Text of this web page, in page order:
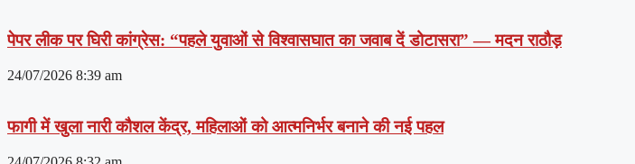
पेपर लीक पर घिरी कांग्रेस: “पहले युवाओं से विश्वासघात का जवाब दें डोटासरा” — मदन राठौड़
24/07/2026 8:39 am
फागी में खुला नारी कौशल केंद्र, महिलाओं को आत्मनिर्भर बनाने की नई पहल